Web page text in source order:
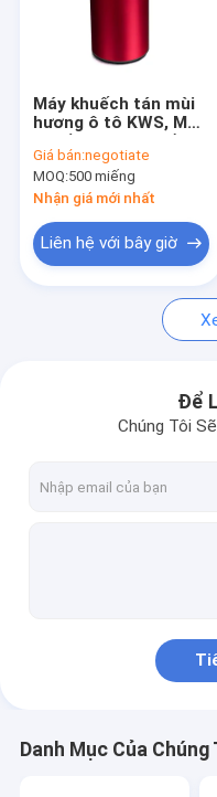
Máy khuếch tán mùi
hương ô tô KWS, Máy
thơm ô tô bằng
nhôm
Giá bán:negotiate
MOQ:500 miếng
Nhận giá mới nhất
Liên hệ với bây giờ
Để
Chúng Tôi
Danh Mục Của Chúng